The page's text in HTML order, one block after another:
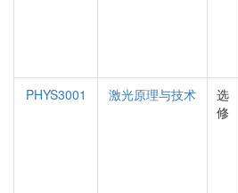
PHYS3001
激光原理与技术
选
修